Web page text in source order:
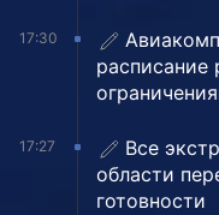
17:30
расписание
17:27
Все
области
готовности